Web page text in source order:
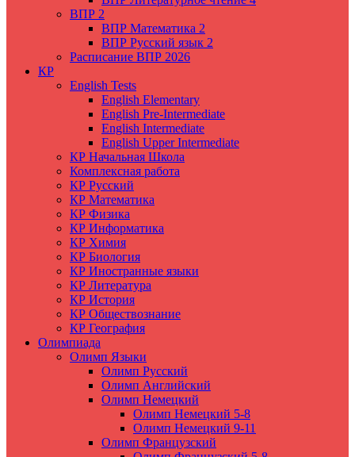
ВПР 2
ВПР Математика 2
ВПР Русский язык 2
Расписание ВПР 2026
КР
English Tests
English Elementary
English Pre-Intermediate
English Intermediate
English Upper Intermediate
КР Начальная Школа
Комплексная работа
КР Русский
КР Математика
КР Физика
КР Информатика
КР Химия
КР Биология
КР Иностранные языки
КР Литература
КР История
КР Обществознание
КР География
Олимпиада
Олимп Языки
Олимп Русский
Олимп Английский
Олимп Немецкий
Олимп Немецкий 5-8
Олимп Немецкий 9-11
Олимп Французский